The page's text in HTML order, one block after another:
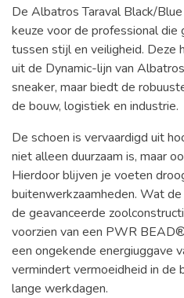
De Albatros Taraval Black/
keuze voor de professional die
tussen stijl en veiligheid. Deze
uit de Dynamic-lijn van
sneaker, maar biedt de
de bouw, logistiek en industrie.
De schoen is vervaardigd uit
niet alleen duurzaam is, maar
Hierdoor blijven je voeten
buitenwerkzaamheden. Wat
de geavanceerde
voorzien van een PWR
een ongekende energiuggave
vermindert vermoeidheid in de
lange werkdagen.